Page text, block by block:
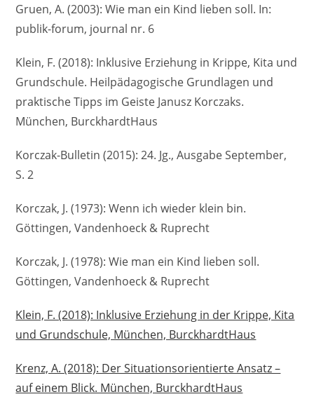
Gruen, A. (2003): Wie man ein Kind lieben soll. In:
publik-forum, journal nr. 6
Klein, F. (2018): Inklusive Erziehung in Krippe, Kita und
Grundschule. Heilpädagogische Grundlagen und
praktische Tipps im Geiste Janusz Korczaks.
München, BurckhardtHaus
Korczak-Bulletin (2015): 24. Jg., Ausgabe September,
S. 2
Korczak, J. (1973): Wenn ich wieder klein bin.
Göttingen, Vandenhoeck & Ruprecht
Korczak, J. (1978): Wie man ein Kind lieben soll.
Göttingen, Vandenhoeck & Ruprecht
Klein, F. (2018): Inklusive Erziehung in der Krippe, Kita
und Grundschule, München, BurckhardtHaus
Krenz, A. (2018): Der Situationsorientierte Ansatz –
auf einem Blick. München, BurckhardtHaus